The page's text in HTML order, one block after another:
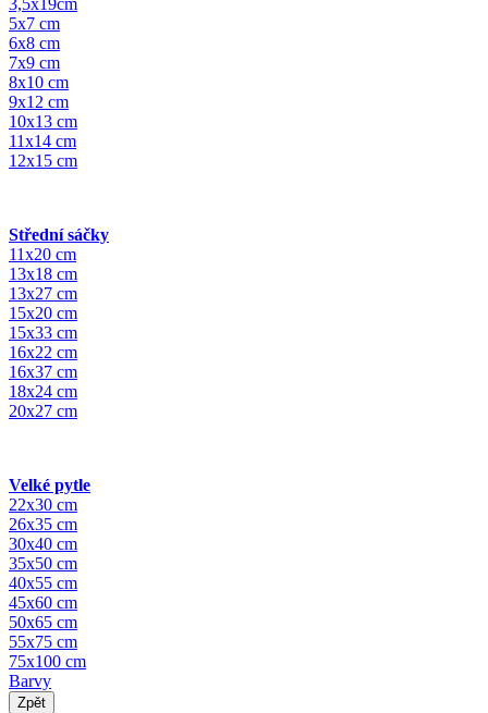
3,5x19cm
5x7 cm
6x8 cm
7x9 cm
8x10 cm
9x12 cm
10x13 cm
11x14 cm
12x15 cm
Střední sáčky
11x20 cm
13x18 cm
13x27 cm
15x20 cm
15x33 cm
16x22 cm
16x37 cm
18x24 cm
20x27 cm
Velké pytle
22x30 cm
26x35 cm
30x40 cm
35x50 cm
40x55 cm
45x60 cm
50x65 cm
55x75 cm
75x100 cm
Barvy
Zpět